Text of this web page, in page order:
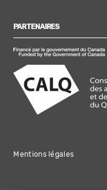
PARTENAIRES
Mentions légales